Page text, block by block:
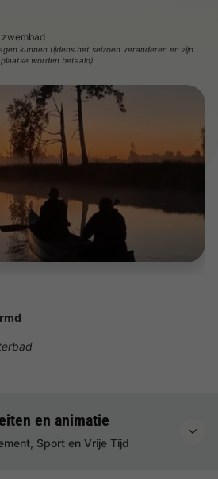
zwembad
kunnen tijdens het seizoen veranderen en zijn
worden betaald)
en animatie
Sport en Vrije Tijd